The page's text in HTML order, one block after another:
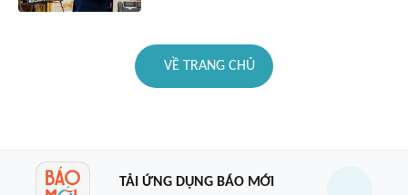
VỀ TRANG CHỦ
TẢI ỨNG DỤNG BÁO MỚI